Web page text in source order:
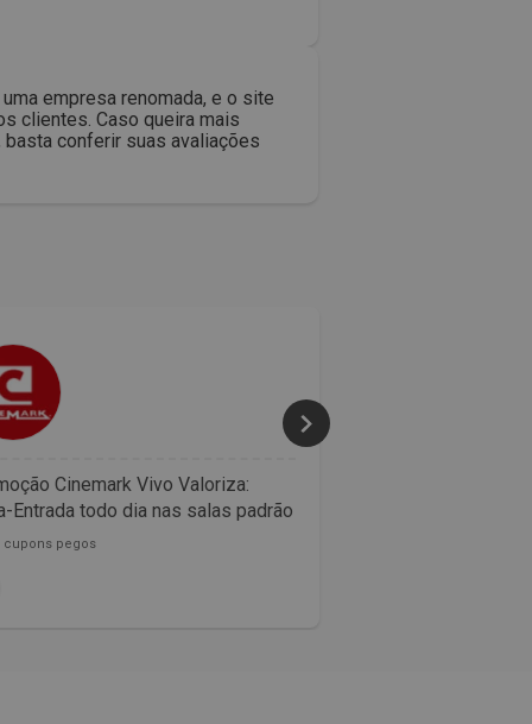
empresa renomada, e o site
clientes. Caso queira mais
conferir suas avaliações
Cinemark Vivo Valoriza:
Entrada todo dia nas salas padrão
cupons pegos